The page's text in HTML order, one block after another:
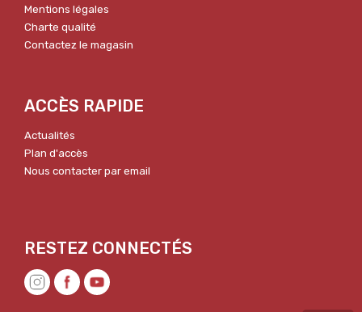
Mentions légales
Charte qualité
Contactez le magasin
ACCÈS RAPIDE
Actualités
Plan d'accès
Nous contacter par email